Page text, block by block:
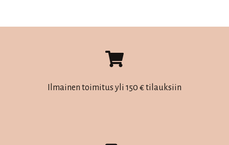
muunnelma.
muunnelma.
tehdä
tuotteen
Ilmainen toimitus yli 150 € tilauksiin